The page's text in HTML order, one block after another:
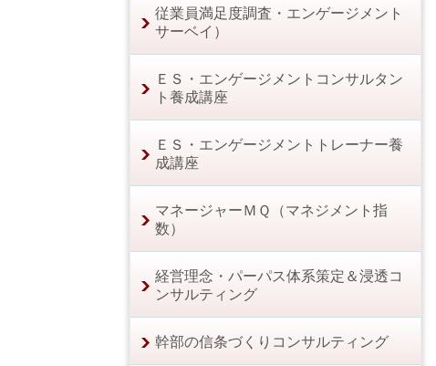
従業員満足度調査・エンゲージメント
サーベイ）
ＥＳ・エンゲージメントコンサルタン
ト養成講座
ＥＳ・エンゲージメントトレーナー養
成講座
マネージャーＭＱ（マネジメント指
数）
経営理念・パーパス体系策定＆浸透コ
ンサルティング
幹部の信条づくりコンサルティング